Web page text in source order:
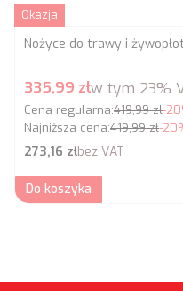
Okazja
Nożyce do trawy i
Cena promocyjna
335,99 złw tym 23%
Cena regularna:419,99 zł-
Najniższa cena:419,99 zł-
Cena netto
273,16 złbez VAT
Do koszyka